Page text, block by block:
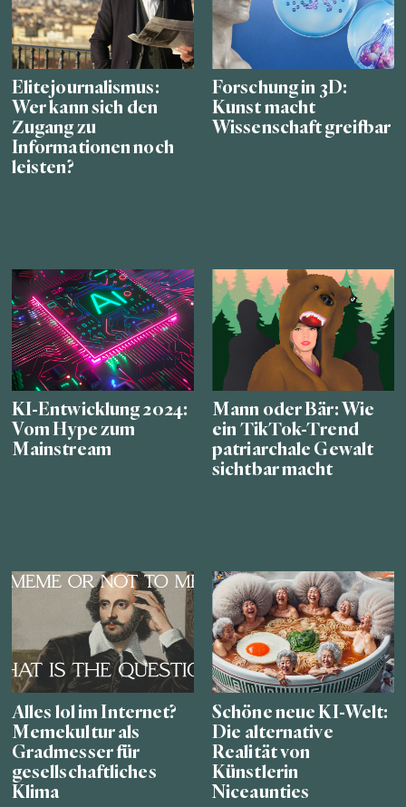
Elitejournalismus:
Wer kann sich den
Zugang zu
Informationen noch
leisten?
Forschung in 3D:
Kunst macht
Wissenschaft greifbar
KI-Entwicklung 2024:
Vom Hype zum
Mainstream
Mann oder Bär: Wie
ein TikTok-Trend
patriarchale Gewalt
sichtbar macht
Alles lol im Internet?
Memekultur als
Gradmesser für
gesellschaftliches
Klima
Schöne neue KI-Welt:
Die alternative
Realität von
Künstlerin
Niceaunties